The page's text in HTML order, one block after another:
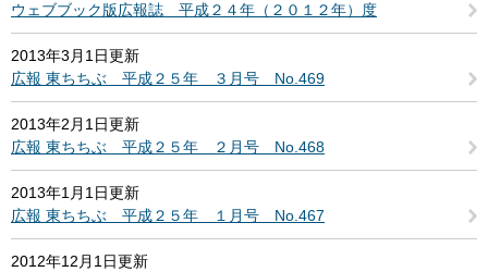
ウェブブック版広報誌 平成２４年（２０１２年）度
2013年3月1日更新
広報 東ちちぶ 平成２５年 ３月号 No.469
2013年2月1日更新
広報 東ちちぶ 平成２５年 ２月号 No.468
2013年1月1日更新
広報 東ちちぶ 平成２５年 １月号 No.467
2012年12月1日更新